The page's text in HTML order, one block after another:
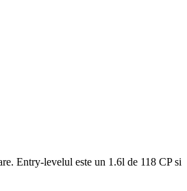
Entry-levelul este un 1.6l de 118 CP si